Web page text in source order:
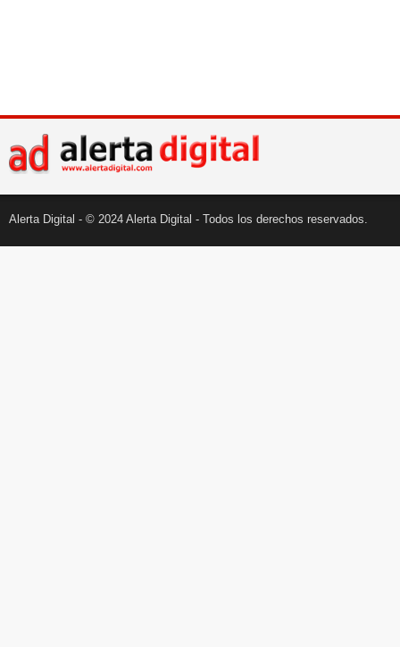
Alerta Digital - © 2024 Alerta Digital - Todos los derechos reservados.